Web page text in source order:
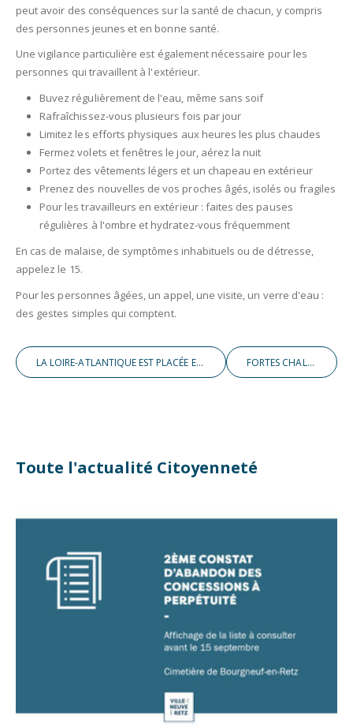
peut avoir des conséquences sur la santé de chacun, y compris
des personnes jeunes et en bonne santé.
Une vigilance particulière est également nécessaire pour les
personnes qui travaillent à l'extérieur.
Buvez régulièrement de l'eau, même sans soif
Rafraîchissez-vous plusieurs fois par jour
Limitez les efforts physiques aux heures les plus chaudes
Fermez volets et fenêtres le jour, aérez la nuit
Portez des vêtements légers et un chapeau en extérieur
Prenez des nouvelles de vos proches âgés, isolés ou fragiles
Pour les travailleurs en extérieur : faites des pauses
régulières à l'ombre et hydratez-vous fréquemment
En cas de malaise, de symptômes inhabituels ou de détresse,
appelez le 15.
Pour les personnes âgées, un appel, une visite, un verre d'eau :
des gestes simples qui comptent.
LA LOIRE-ATLANTIQUE EST PLACÉE EN VIGILANCE ORANGE CANICULE À PARTIR DE CE MARDI 07 JUILLET À 12H00. FORTES CHALEURS : VIGILANCE EAU POTABLE !
Toute l'actualité Citoyenneté